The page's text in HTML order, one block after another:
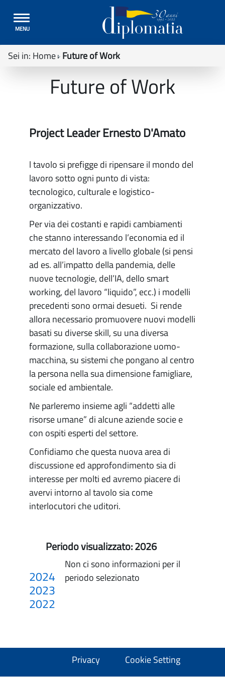
Toggle
navigation
MENU
Sei in: Home Future of Work
Future of Work
Project Leader Ernesto D'Amato
l tavolo si prefigge di ripensare il mondo del
lavoro sotto ogni punto di vista:
tecnologico, culturale e logistico-
organizzativo.
Per via dei costanti e rapidi cambiamenti
che stanno interessando l’economia ed il
mercato del lavoro a livello globale (si pensi
ad es. all’impatto della pandemia, delle
nuove tecnologie, dell’IA, dello smart
working, del lavoro “liquido”, ecc.) i modelli
precedenti sono ormai desueti. Si rende
allora necessario promuovere nuovi modelli
basati su diverse skill, su una diversa
formazione, sulla collaborazione uomo-
macchina, su sistemi che pongano al centro
la persona nella sua dimensione famigliare,
sociale ed ambientale.
Ne parleremo insieme agli “addetti alle
risorse umane” di alcune aziende socie e
con ospiti esperti del settore.
Confidiamo che questa nuova area di
discussione ed approfondimento sia di
interesse per molti ed avremo piacere di
avervi intorno al tavolo sia come
interlocutori che uditori.
Periodo visualizzato:2026
2024
2023
2022
Non ci sono informazioni per il
periodo selezionato
Privacy Cookie Setting